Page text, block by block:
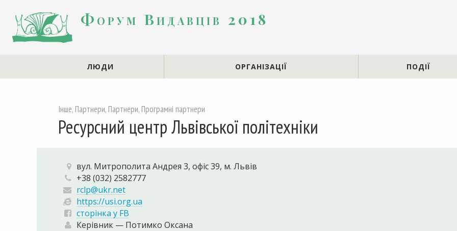
Форум Видавців 2018
ЛЮДИ ОРГАНІЗАЦІЇ ПОДІЇ
Інше, Партнери, Партнери, Програмні партнери
Ресурсний центр Львівської політехніки
вул. Митрополита Андрея 3, офіс 39, м. Львів
+38 (032) 2582777
rclp@ukr.net
https://usi.org.ua
сторінка у FB
Керівник — Потимко Оксана